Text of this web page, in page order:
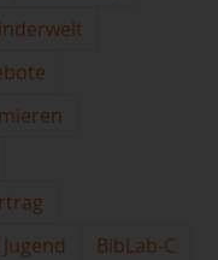
BibLab-C